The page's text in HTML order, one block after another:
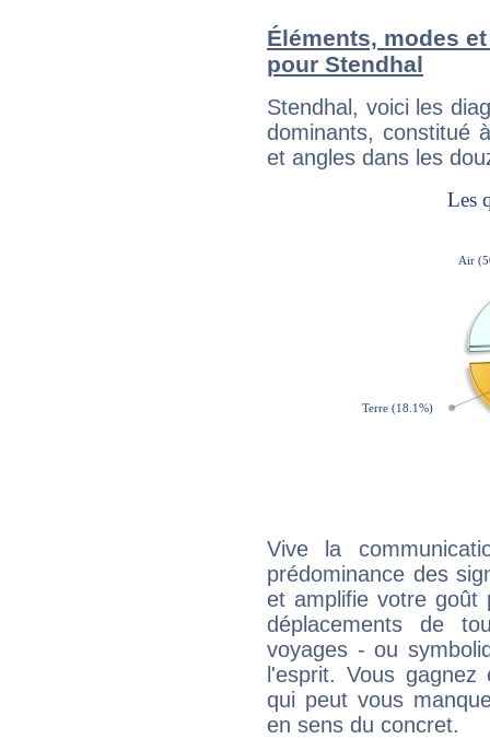
Éléments, modes
pour Stendhal
Stendhal, voici les
dominants, constitué
et angles dans les
Vive la
prédominance des
et amplifie votre goût
déplacements de
voyages - ou
l'esprit. Vous
qui peut vous
en sens du concret.